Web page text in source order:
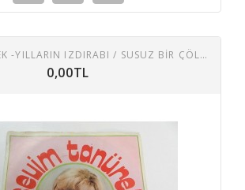
SEVİM TANÜREK -YILLARIN IZDIRABI / SUSUZ BIR ÇÖL GIBI
0,00TL